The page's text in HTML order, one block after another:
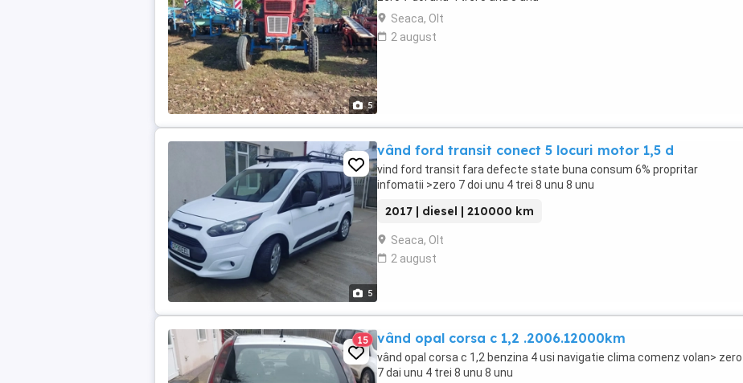
5
Seaca, Olt
2 august
5
vând ford transit conect 5 locuri motor 1,5 d
vind ford transit fara defecte state buna consum 6% propritar
infomatii >zero 7 doi unu 4 trei 8 unu 8 unu
2017 | diesel | 210000 km
Seaca, Olt
2 august
15 vând opal corsa c 1,2 .2006.12000km
vând opal corsa c 1,2 benzina 4 usi navigatie clima comenz volan> zero
7 dai unu 4 trei 8 unu 8 unu